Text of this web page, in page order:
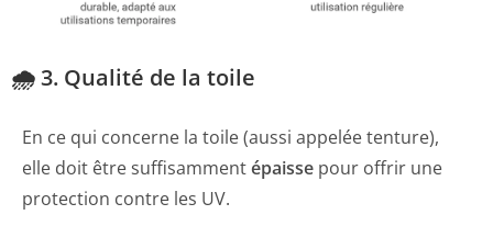
🌧️ 3. Qualité de la toile
En ce qui concerne la toile (aussi appelée tenture),
elle doit être suffisammentépaisse pour offrir une
protection contre les UV.